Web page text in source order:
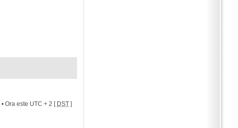
• Ora este UTC + 2 [ DST ]